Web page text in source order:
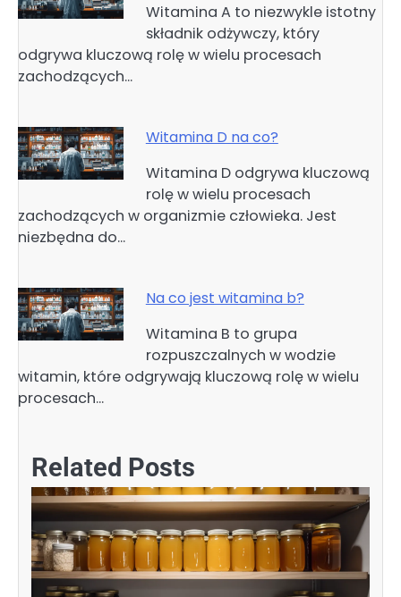
Witamina A to niezwykle istotny
składnik odżywczy, który
odgrywa kluczową rolę w wielu procesach
zachodzących…
Witamina D na co?
Witamina D odgrywa kluczową
rolę w wielu procesach
zachodzących w organizmie człowieka. Jest
niezbędna do…
Na co jest witamina b?
Witamina B to grupa
rozpuszczalnych w wodzie
witamin, które odgrywają kluczową rolę w wielu
procesach…
Related Posts